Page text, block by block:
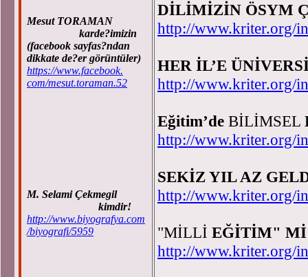
Mesut TORAMAN
karde?imizin
(facebook sayfas?ndan
dikkate de?er görüntüler)
https://www.facebook.
com/mesut.toraman.52
M. Selami Çekmegil
kimdir!
http://www.biyografya.com
/biyografi/5959
DİLİMİZİN ÖSYM
http://www.kriter.org/
HER İL’E
http://www.kriter.org/
Eğitim’de BİLİMSEL
http://www.kriter.org/
SEKİZ YIL AZ
http://www.kriter.org/
"MİLLİ EĞİTİM" Mİ
http://www.kriter.org/